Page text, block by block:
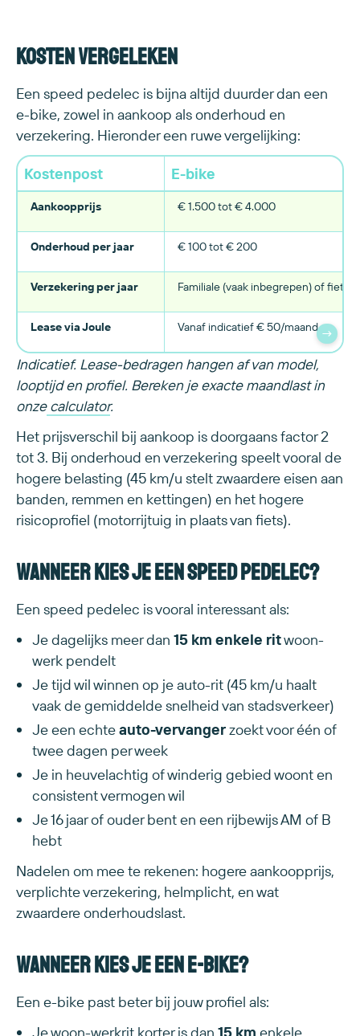
Kosten vergeleken
Een speed pedelec is bijna altijd duurder dan een
e-bike, zowel in aankoop als onderhoud en
verzekering. Hieronder een ruwe vergelijking:
Kostenpost E-bike
Aankoopprijs € 1.500 tot € 4.000
Onderhoud per jaar € 100 tot € 200
Verzekering per jaar Familiale (vaak inbegrepen) of
Lease via Joule Vanaf indicatief € 50/maand →
Indicatief. Lease-bedragen hangen af van model,
looptijd en profiel. Bereken je exacte maandlast in
onzecalculator.
Het prijsverschil bij aankoop is doorgaans factor 2
tot 3. Bij onderhoud en verzekering speelt vooral de
hogere belasting (45 km/u stelt zwaardere eisen aan
banden, remmen en kettingen) en het hogere
risicoprofiel (motorrijtuig in plaats van fiets).
Wanneer kies je een speed pedelec?
Een speed pedelec is vooral interessant als:
Je dagelijks meer dan 15 km enkele ritwoon-
werk pendelt
Je tijd wil winnen op je auto-rit (45 km/u haalt
vaak de gemiddelde snelheid van stadsverkeer)
Je een echteauto-vervangerzoekt voor één of
twee dagen per week
Je in heuvelachtig of winderig gebied woont en
consistent vermogen wil
Je 16 jaar of ouder bent en een rijbewijs AM of B
hebt
Nadelen om mee te rekenen: hogere aankoopprijs,
verplichte verzekering, helmplicht, en wat
zwaardere onderhoudslast.
Wanneer kies je een e-bike?
Een e-bike past beter bij jouw profiel als:
Je woon-werkrit korter is dan 15 km enkele